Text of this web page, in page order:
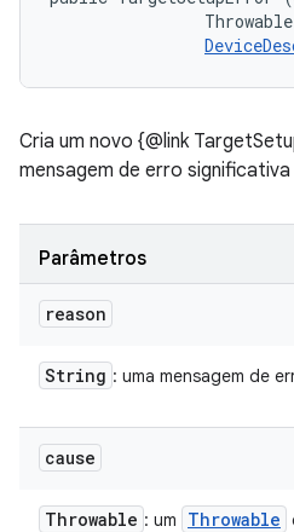
Cria um novo {@link
mensagem de erro significativa
Parâmetros
reason
String : uma mensagem de
cause
Throwable : um Throwable